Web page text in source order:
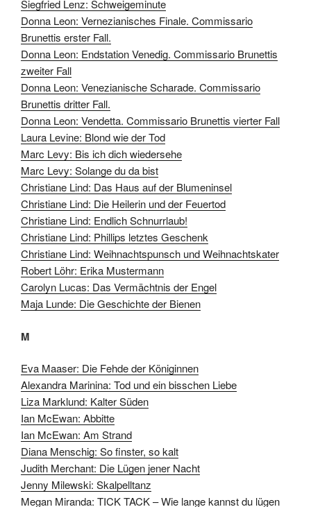
Siegfried Lenz: Schweigeminute
Donna Leon: Vernezianisches Finale. Commissario
Brunettis erster Fall.
Donna Leon: Endstation Venedig. Commissario Brunettis
zweiter Fall
Donna Leon: Venezianische Scharade. Commissario
Brunettis dritter Fall.
Donna Leon: Vendetta. Commissario Brunettis vierter Fall
Laura Levine: Blond wie der Tod
Marc Levy: Bis ich dich wiedersehe
Marc Levy: Solange du da bist
Christiane Lind: Das Haus auf der Blumeninsel
Christiane Lind: Die Heilerin und der Feuertod
Christiane Lind: Endlich Schnurrlaub!
Christiane Lind: Phillips letztes Geschenk
Christiane Lind: Weihnachtspunsch und Weihnachtskater
Robert Löhr: Erika Mustermann
Carolyn Lucas: Das Vermächtnis der Engel
Maja Lunde: Die Geschichte der Bienen
M
Eva Maaser: Die Fehde der Königinnen
Alexandra Marinina: Tod und ein bisschen Liebe
Liza Marklund: Kalter Süden
Ian McEwan: Abbitte
Ian McEwan: Am Strand
Diana Menschig: So finster, so kalt
Judith Merchant: Die Lügen jener Nacht
Jenny Milewski: Skalpelltanz
Megan Miranda: TICK TACK – Wie lange kannst du lügen